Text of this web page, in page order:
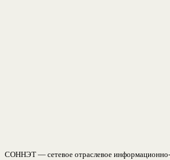
СОННЭТ — сетевое отраслевое